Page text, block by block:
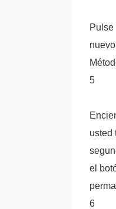
5
usted
el
6